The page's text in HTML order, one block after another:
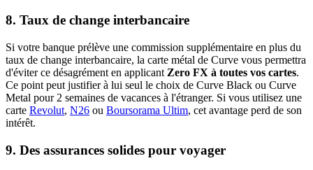
8. Taux de change interbancaire
Si votre banque prélève une commission supplémentaire en plus du
taux de change interbancaire, la carte métal de Curve vous permettra
d'éviter ce désagrément en applicant Zero FX à toutes vos cartes.
Ce point peut justifier à lui seul le choix de Curve Black ou Curve
Metal pour 2 semaines de vacances à l'étranger. Si vous utilisez une
carte Revolut, N26 ou Boursorama Ultim, cet avantage perd de son
intérêt.
9. Des assurances solides pour voyager